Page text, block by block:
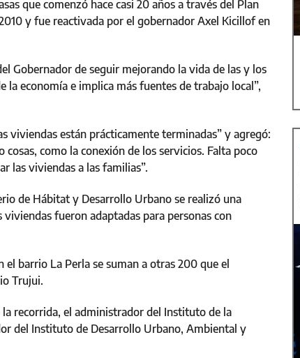
que comenzó hace casi 20 años a través del Plan
y fue reactivada por el gobernador Axel Kicillof en
Gobernador de seguir mejorando la vida de las y los
economía e implica más fuentes de trabajo local”,
viviendas están prácticamente terminadas” y agregó:
como la conexión de los servicios. Falta poco
las viviendas a las familias”.
de Hábitat y Desarrollo Urbano se realizó una
viviendas fueron adaptadas para personas con
el barrio La Perla se suman a otras 200 que el
Trujui.
recorrida, el administrador del Instituto de la
del Instituto de Desarrollo Urbano, Ambiental y